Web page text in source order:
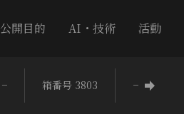
公開目的 AI・技術 活動
− 箱番号 3803 −